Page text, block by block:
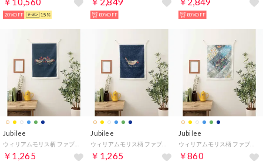
20%OFF 15% 80%OFF 80%OFF
Jubilee
￥1,265
Jubilee
￥1,265
Jubilee
ウィリアムモリス柄 ファブリックポスター 壁掛け タペストリー （その他12）
￥860